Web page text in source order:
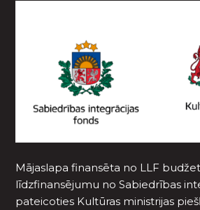
Mājaslapa finansēta no LLF
līdzfinansējumu no Sabiedrības
pateicoties Kultūras ministrijas